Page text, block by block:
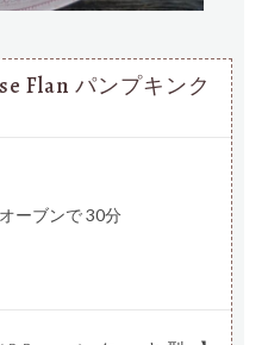
Flan パンプキンク
ーブンで 30分